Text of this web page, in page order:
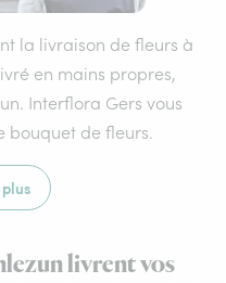
la livraison de fleurs à
en mains propres,
Interflora Gers vous
bouquet de fleurs.
livrent vos